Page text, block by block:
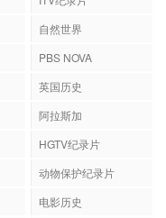
自然世界
PBS NOVA
英国历史
阿拉斯加
HGTV纪录片
动物保护纪录片
电影历史